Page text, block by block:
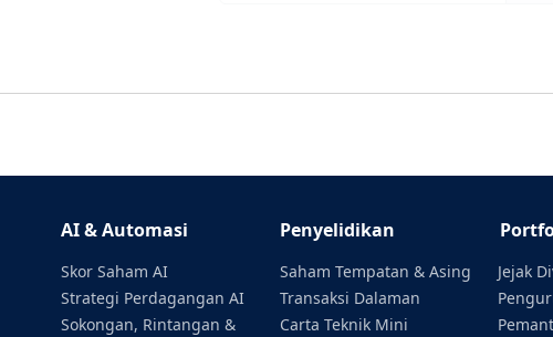
AI & Automasi Penyelidikan
Skor Saham AI
Strategi Perdagangan AI
Sokongan, Rintangan &
Saham Tempatan & Asing
Transaksi Dalaman
Carta Teknik Mini
Jejak